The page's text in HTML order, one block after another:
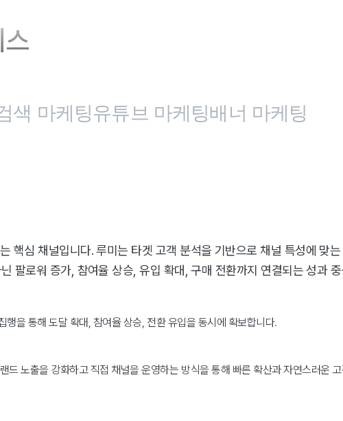
색 마케팅유튜브 마케팅배너 마케팅
핵심 채널입니다. 루미는 타겟 고객 분석을 기반으로 채널 특성에
팔로워 증가, 참여율 상승, 유입 확대, 구매 전환까지 연결되는 성과
행을 통해 도달 확대, 참여율 상승, 전환 유입을 동시에 확보합니다.
드 노출을 강화하고 직접 채널을 운영하는 방식을 통해 빠른 확산과 자연스러운